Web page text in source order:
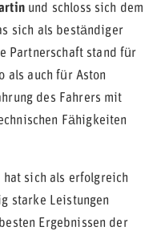
und schloss sich dem
sich als beständiger
Partnerschaft stand für
als auch für Aston
des Fahrers mit
Fähigkeiten
sich als erfolgreich
starke Leistungen
Ergebnissen der